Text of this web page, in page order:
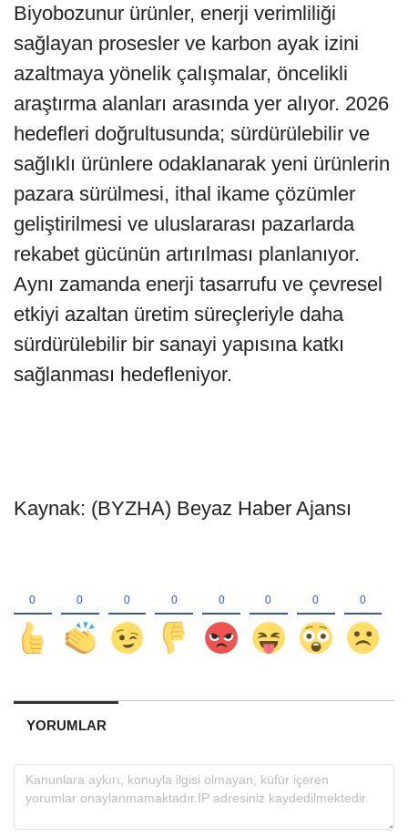
Biyobozunur ürünler, enerji verimliliği
sağlayan prosesler ve karbon ayak izini
azaltmaya yönelik çalışmalar, öncelikli
araştırma alanları arasında yer alıyor. 2026
hedefleri doğrultusunda; sürdürülebilir ve
sağlıklı ürünlere odaklanarak yeni ürünlerin
pazara sürülmesi, ithal ikame çözümler
geliştirilmesi ve uluslararası pazarlarda
rekabet gücünün artırılması planlanıyor.
Aynı zamanda enerji tasarrufu ve çevresel
etkiyi azaltan üretim süreçleriyle daha
sürdürülebilir bir sanayi yapısına katkı
sağlanması hedefleniyor.
Kaynak: (BYZHA) Beyaz Haber Ajansı
YORUMLAR